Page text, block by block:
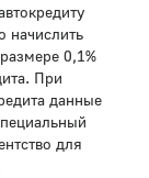
начислить
0,1%
При
данные
для